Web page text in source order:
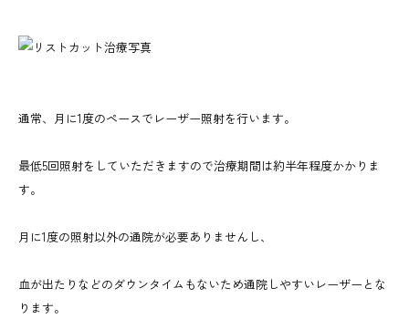
通常、月に1度のペースでレーザー照射を行います。
最低5回照射をしていただきますので治療期間は約半年程度かかりま
す。
月に1度の照射以外の通院が必要ありませんし、
血が出たりなどのダウンタイムもないため通院しやすいレーザーとな
ります。